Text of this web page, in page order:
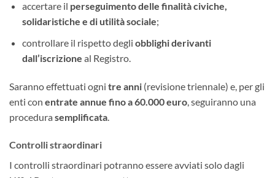
accertare il perseguimento delle finalità civiche,
solidaristiche e di utilità sociale;
controllare il rispetto degli obblighi derivanti
dall’iscrizione al Registro.
Saranno effettuati ogni tre anni (revisione triennale) e, per gli
enti con entrate annue fino a 60.000 euro , seguiranno una
procedura semplificata
Controlli straordinari
I controlli straordinari potranno essere avviati solo dagli